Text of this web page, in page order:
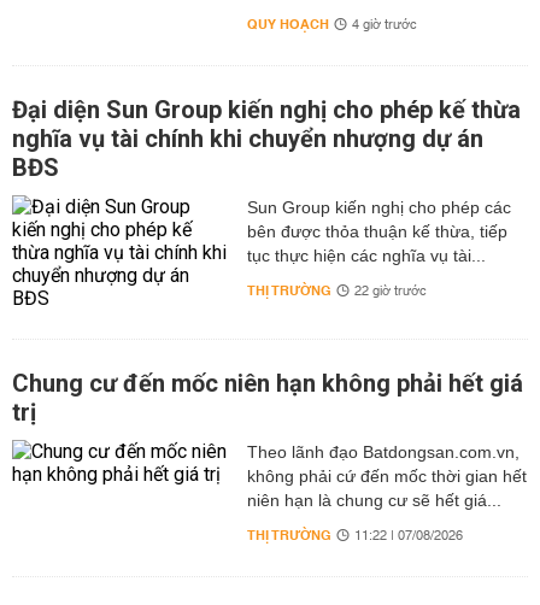
Đơn vị
lữ hành
Lịch trình
nghỉ,
ăn
tải trên
web
tiện/
hãng
South
Asia
Travel
TP HCM – Đài
Bắc – Công
viên Dương
Long Sơn Tự -
Tây Môn Đinh
– Phố cổ Thập
tưởng niệm
Trung Chánh –
Nghỉ tại
khách
tiêu
Ăn
theo
thực
đơn
của
chương
trình.
8.990.000
Máy
bay
khứ hồi
Air)
QUY HOẠCH 4 giờ trước
Đại diện Sun Group kiến nghị cho phép kế thừa
nghĩa vụ tài chính khi chuyển nhượng dự án
BĐS
Sun Group kiến nghị cho phép các
bên được thỏa thuận kế thừa, tiếp
tục thực hiện các nghĩa vụ tài...
THỊ TRƯỜNG 22 giờ trước
Chung cư đến mốc niên hạn không phải hết giá
trị
Theo lãnh đạo Batdongsan.com.vn,
không phải cứ đến mốc thời gian hết
niên hạn là chung cư sẽ hết giá...
THỊ TRƯỜNG 11:22 | 07/08/2026